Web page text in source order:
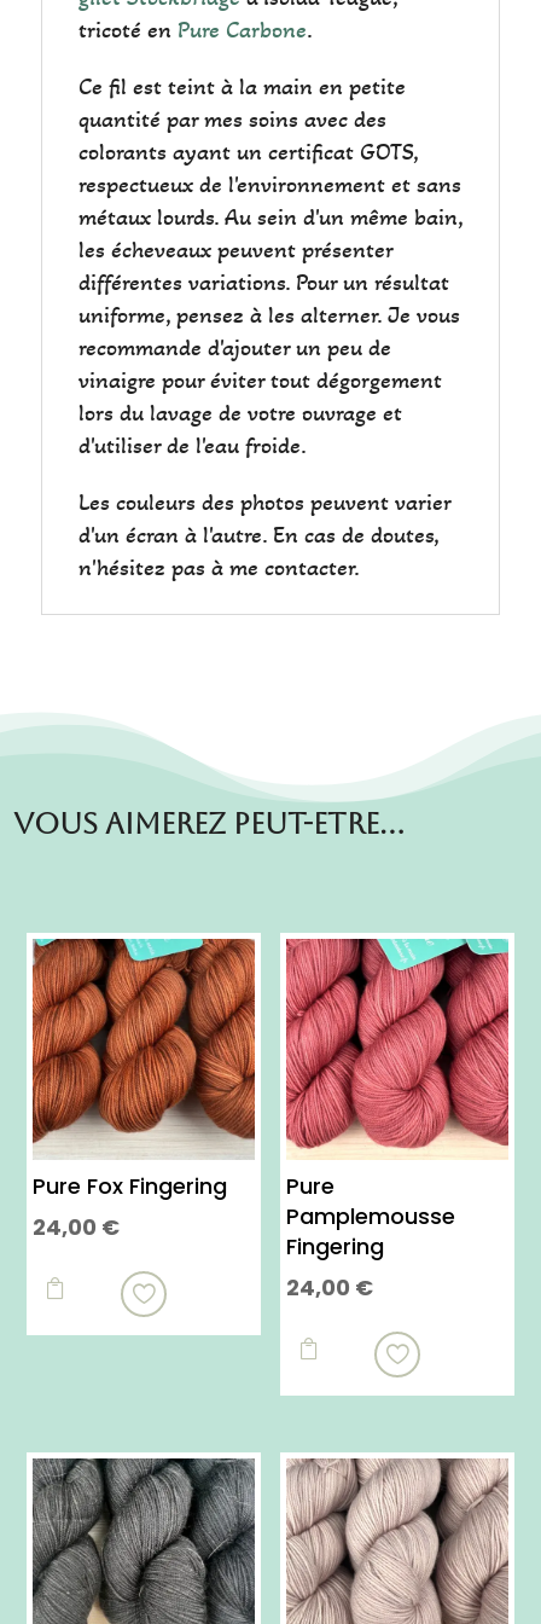
tricoté en Pure Carbone.
Ce fil est teint à la main en petite
quantité par mes soins avec des
colorants ayant un certificat GOTS,
respectueux de l'environnement et sans
métaux lourds. Au sein d'un même bain,
les écheveaux peuvent présenter
différentes variations. Pour un résultat
uniforme, pensez à les alterner. Je vous
recommande d'ajouter un peu de
vinaigre pour éviter tout dégorgement
lors du lavage de votre ouvrage et
d'utiliser de l'eau froide.
Les couleurs des photos peuvent varier
d'un écran à l'autre. En cas de doutes,
n'hésitez pas à me contacter.
Vous aimerez peut-etre…
Pure Fox Fingering
24,00 €

produit
options
peuvent
être
choisies
sur
la
Pure
Pamplemousse
Fingering
24,00 €

produit
Les
options
peuvent
être
choisies